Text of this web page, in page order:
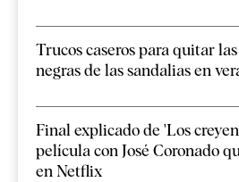
Trucos caseros para quitar
negras de las sandalias en
Final explicado de 'Los
película con José Coronado
en Netflix